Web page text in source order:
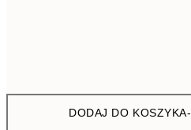
DODAJ DO KOSZYKA-